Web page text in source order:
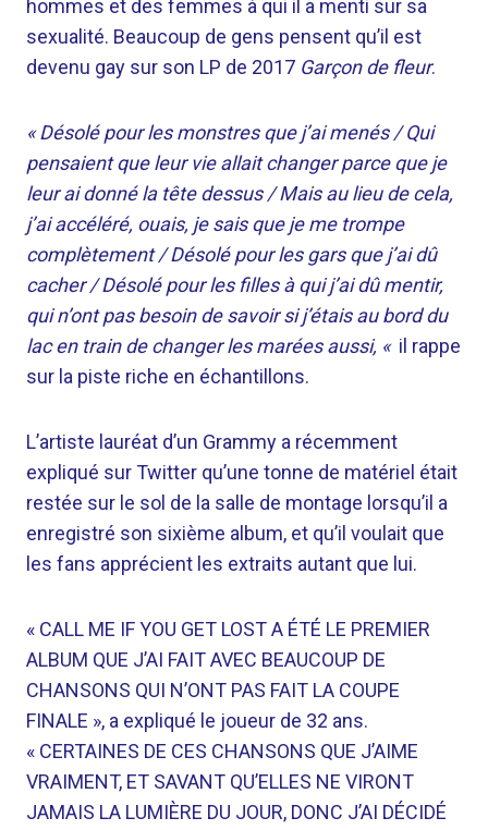
hommes et des femmes à qui il a menti sur sa
sexualité. Beaucoup de gens pensent qu’il est
devenu gay sur son LP de 2017 Garçon de fleur.
« Désolé pour les monstres que j’ai menés / Qui
pensaient que leur vie allait changer parce que je
leur ai donné la tête dessus / Mais au lieu de cela,
j’ai accéléré, ouais, je sais que je me trompe
complètement / Désolé pour les gars que j’ai dû
cacher / Désolé pour les filles à qui j’ai dû mentir,
qui n’ont pas besoin de savoir si j’étais au bord du
lac en train de changer les marées aussi, « il rappe
sur la piste riche en échantillons.
L’artiste lauréat d’un Grammy a récemment
expliqué sur Twitter qu’une tonne de matériel était
restée sur le sol de la salle de montage lorsqu’il a
enregistré son sixième album, et qu’il voulait que
les fans apprécient les extraits autant que lui.
« CALL ME IF YOU GET LOST A ÉTÉ LE PREMIER
ALBUM QUE J’AI FAIT AVEC BEAUCOUP DE
CHANSONS QUI N’ONT PAS FAIT LA COUPE
FINALE », a expliqué le joueur de 32 ans.
« CERTAINES DE CES CHANSONS QUE J’AIME
VRAIMENT, ET SAVANT QU’ELLES NE VIRONT
JAMAIS LA LUMIÈRE DU JOUR, DONC J’AI DÉCIDÉ